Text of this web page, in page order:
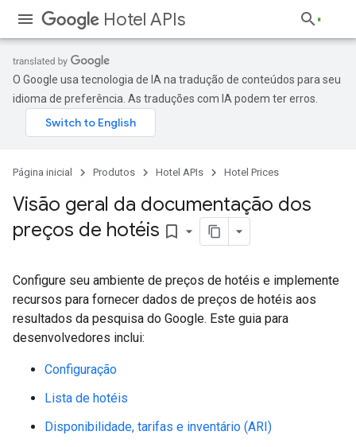
Hotel APIs
O Google usa tecnologia de IA na tradução de conteúdos para seu
idioma de preferência. As traduções com IA podem ter erros.
Página inicial Produtos Hotel APIs Hotel Prices
Visão geral da documentação dos
preços de hotéis bookmark_border
Configure seu ambiente de preços de hotéis e implemente
recursos para fornecer dados de preços de hotéis aos
resultados da pesquisa do Google. Este guia para
desenvolvedores inclui:
Configuração
Lista de hotéis
Disponibilidade, tarifas e inventário (ARI)